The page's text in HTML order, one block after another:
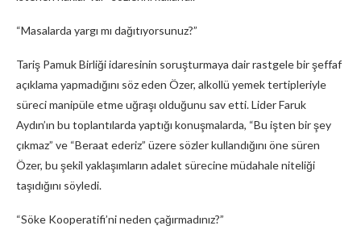
“Masalarda yargı mı dağıtıyorsunuz?”
Tariş Pamuk Birliği idaresinin soruşturmaya dair rastgele bir şeffaf
açıklama yapmadığını söz eden Özer, alkollü yemek tertipleriyle
süreci manipüle etme uğraşı olduğunu sav etti. Lider Faruk
Aydın’ın bu toplantılarda yaptığı konuşmalarda, “Bu işten bir şey
çıkmaz” ve “Beraat ederiz” üzere sözler kullandığını öne süren
Özer, bu şekil yaklaşımların adalet sürecine müdahale niteliği
taşıdığını söyledi.
“Söke Kooperatifi’ni neden çağırmadınız?”